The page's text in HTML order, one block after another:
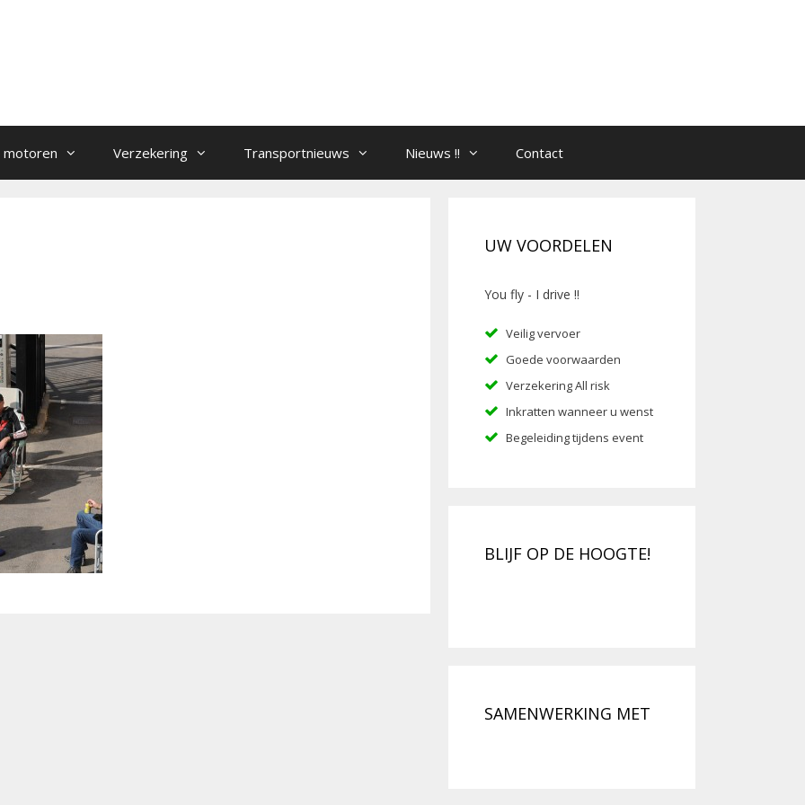
Verzekering Transportnieuws Nieuws !! Contact
UW VOORDELEN
You fly - I drive !!
Veilig vervoer
Goede voorwaarden
Verzekering All risk
Inkratten wanneer u wenst
Begeleiding tijdens event
BLIJF OP DE HOOGTE!
SAMENWERKING MET